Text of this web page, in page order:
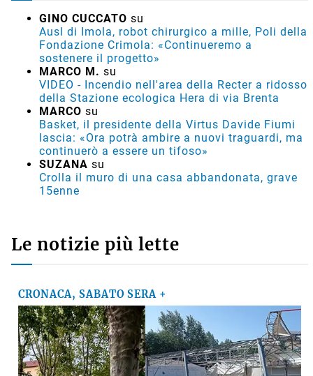
GINO CUCCATO su
Ausl di Imola, robot chirurgico a mille, Poli della
Fondazione Crimola: «Continueremo a
sostenere il progetto»
MARCO M. su
VIDEO - Incendio nell'area della Recter a ridosso
della Stazione ecologica Hera di via Brenta
MARCO su
Basket, il presidente della Virtus Davide Fiumi
lascia: «Ora potrà ambire a nuovi traguardi, ma
continuerò a essere un tifoso»
SUZANA su
Crolla il muro di una casa abbandonata, grave
15enne
Le notizie più lette
CRONACA, SABATO SERA +